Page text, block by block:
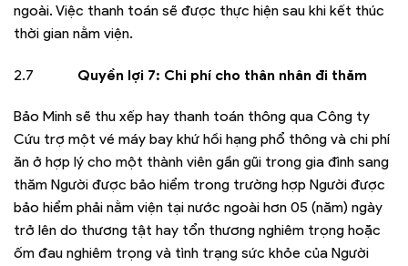
ngoài. Việc thanh toán sẽ được thực hiện sau khi kết thúc
thời gian nằm viện.
2.7 Quyền lợi 7: Chi phí cho thân nhân đi thăm
Bảo Minh sẽ thu xếp hay thanh toán thông qua Công ty
Cứu trợ một vé máy bay khứ hồi hạng phổ thông và chi phí
ăn ở hợp lý cho một thành viên gần gũi trong gia đình sang
thăm Người được bảo hiểm trong trường hợp Người được
bảo hiểm phải nằm viện tại nước ngoài hơn 05 (năm) ngày
trở lên do thương tật hay tổn thương nghiêm trọng hoặc
ốm đau nghiêm trọng và tình trạng sức khỏe của Người